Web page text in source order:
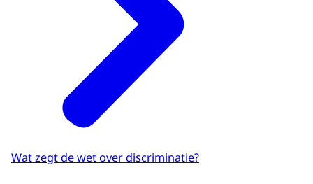
Wat zegt de wet over discriminatie?